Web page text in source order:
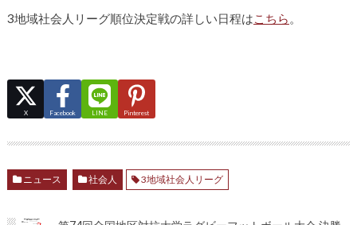
3地域社会人リーグ順位決定戦の詳しい日程はこちら 。
X Facebook LINE Pinterest
ニュース 社会人 3地域社会人リーグ